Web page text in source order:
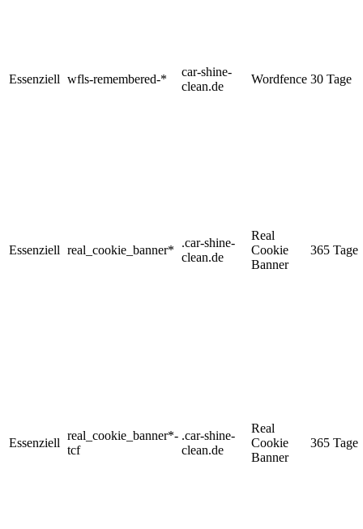
Essenziell wfls-remembered-*
car-shine-
clean.de
Wordfence 30 Tage
Essenziell real_cookie_banner*
.car-shine-
clean.de
Real
Cookie
Banner
365 Tage
Essenziell
real_cookie_banner*-
tcf
.car-shine-
clean.de
Real
Cookie
Banner
365 Tage